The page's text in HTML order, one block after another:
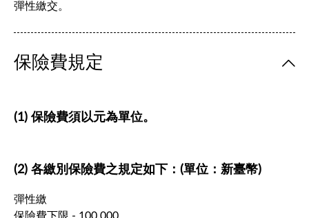
彈性繳交。
保險費規定
(1) 保險費須以元為單位。
(2) 各繳別保險費之規定如下：(單位：新臺幣)
彈性繳